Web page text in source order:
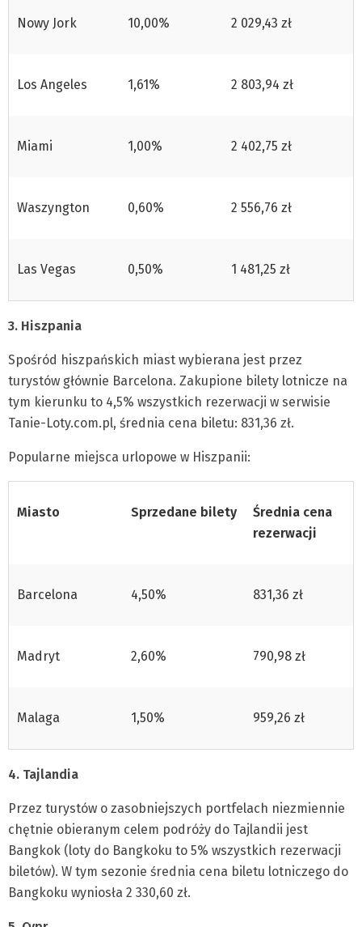
Nowy Jork 10,00% 2 029,43 zł
Los Angeles 1,61% 2 803,94 zł
Miami 1,00% 2 402,75 zł
Waszyngton 0,60% 2 556,76 zł
Las Vegas 0,50% 1 481,25 zł
3. Hiszpania
Spośród hiszpańskich miast wybierana jest przez
turystów głównie Barcelona. Zakupione bilety lotnicze na
tym kierunku to 4,5% wszystkich rezerwacji w serwisie
Tanie-Loty.com.pl, średnia cena biletu: 831,36 zł.
Popularne miejsca urlopowe w Hiszpanii:
Miasto Sprzedane bilety
Średnia cena
rezerwacji
Barcelona 4,50% 831,36 zł
Madryt 2,60% 790,98 zł
Malaga 1,50% 959,26 zł
4. Tajlandia
Przez turystów o zasobniejszych portfelach niezmiennie
chętnie obieranym celem podróży do Tajlandii jest
Bangkok (loty do Bangkoku to 5% wszystkich rezerwacji
biletów). W tym sezonie średnia cena biletu lotniczego do
Bangkoku wyniosła 2 330,60 zł.